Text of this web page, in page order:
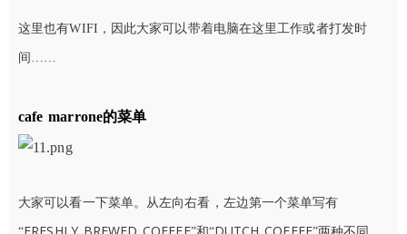
这里也有WIFI，因此大家可以带着电脑在这里工作或者打发时
间……
cafe marrone的菜单
大家可以看一下菜单。从左向右看，左边第一个菜单写有